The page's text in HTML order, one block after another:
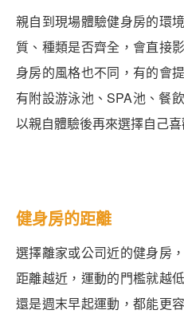
親自到現場體驗健身房的環
質、種類是否齊全，會直接
身房的風格也不同，有的會
有附設游泳池、SPA池、餐
以親自體驗後再來選擇自己喜
健身房的距離
選擇離家或公司近的健身房
距離越近，運動的門檻就越
還是週末早起運動，都能更